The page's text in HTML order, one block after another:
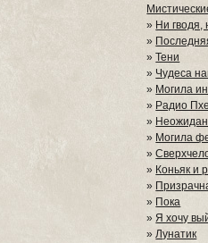
» Ни гводя,
»
»Тени
» Чудеса
» Могила
» Радио
»
» Могила
»
» Коньяк и
»
» Пока
»Я хочу
»Лунатик